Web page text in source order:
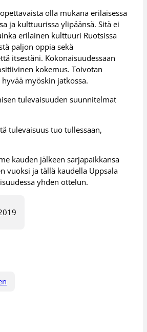
olla mukana erilaisessa
ja kulttuurissa ylipäänsä. Sitä ei
erilainen kulttuuri Ruotsissa
paljon oppia sekä
itsestäni. Kokonaisuudessaan
kokemus. Toivotan
myöskin jatkossa.
tulevaisuuden suunnitelmat
tulevaisuus tuo tullessaan,
kauden jälkeen sarjapaikkansa
vuoksi ja tällä kaudella Uppsala
yhden ottelun.